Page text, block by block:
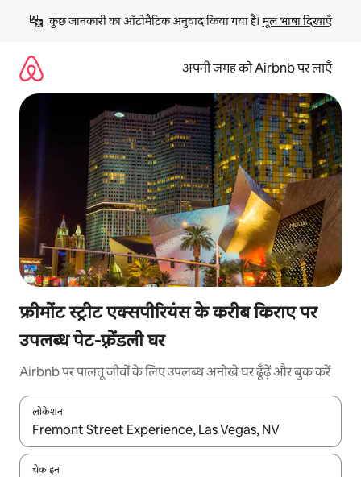
छोड़कर
कॉन्टेंट
कुछ जानकारी का ऑटोमैटिक अनुवाद किया गया है। मूल भाषा दिखाएँ
अपनी जगह को Airbnb पर लाएँ
फ्रीमोंट स्ट्रीट एक्सपीरियंस के करीब किराए पर
उपलब्ध पेट-फ़्रेंडली घर
Airbnb पर पालतू जीवों के लिए उपलब्ध अनोखे घर ढूँढ़ें और बुक करें
लोकेशन
नतीजों के उपलब्ध होने पर, अप और डाउन 'ऐरो की' का इस्तेमाल करके नेविगेट
चेक इन